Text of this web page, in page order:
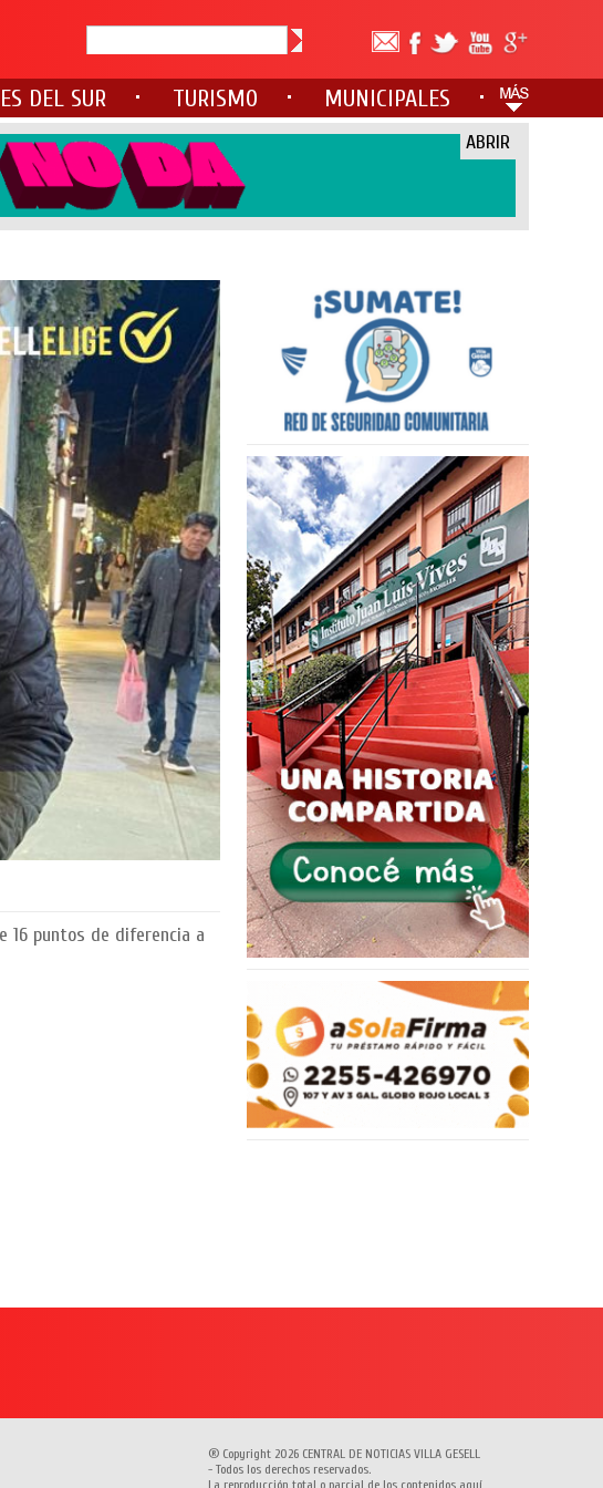
DEL SUR TURISMO MUNICIPALES
ABRIR
16 puntos de diferencia a
® Copyright 2026 CENTRAL DE NOTICIAS VILLA GESELL
- Todos los derechos reservados.
La reproducción total o parcial de los contenidos aquí